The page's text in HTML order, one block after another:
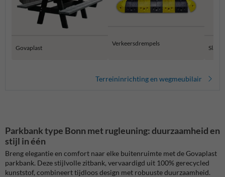
Govaplast
Verkeersdrempels
Terreininrichting en wegmeubilair
Parkbank type Bonn met rugleuning: duurzaamheid en
stijl in één
Breng elegantie en comfort naar elke buitenruimte met de Govaplast
parkbank. Deze stijlvolle zitbank, vervaardigd uit 100% gerecycled
kunststof, combineert tijdloos design met robuuste duurzaamheid.